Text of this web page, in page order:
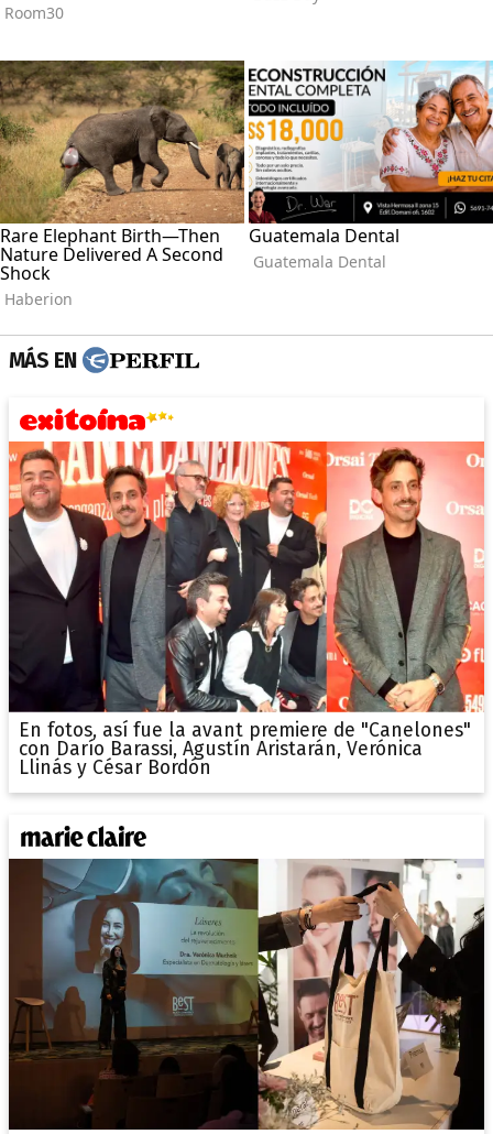
MÁS EN
En fotos, así fue la avant premiere de "Canelones"
con Darío Barassi, Agustín Aristarán, Verónica
Llinás y César Bordón